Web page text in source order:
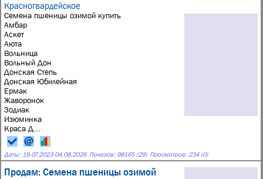
Красногвардейское
Семена пшеницы озимой купить
Амбар
Аскет
Аюта
Вольница
Вольный Дон
Донская Степь
Донская Юбилейная
Ермак
Жаворонок
Зодиак
Изюминка
Краса Д...
Даты: 19.07.2023-04.08.2026 Показов: 98165 (29) Просмотров: 234 (0)
Продам: Семена пшеницы озимой